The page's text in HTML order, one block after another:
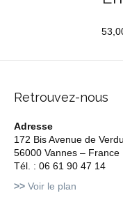
Retrouvez-nous
Adresse
172 Bis Avenue de
56000 Vannes – France
Tél. : 06 61 90 47 14
>> Voir le plan